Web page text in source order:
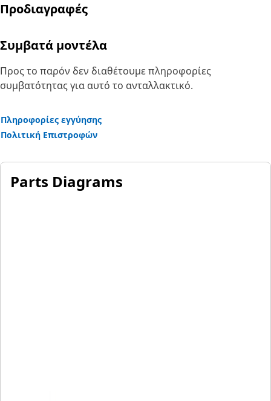
Προδιαγραφές
Συμβατά μοντέλα
Προς το παρόν δεν διαθέτουμε πληροφορίες
συμβατότητας για αυτό το ανταλλακτικό.
Πληροφορίες εγγύησης
Πολιτική Επιστροφών
Parts Diagrams